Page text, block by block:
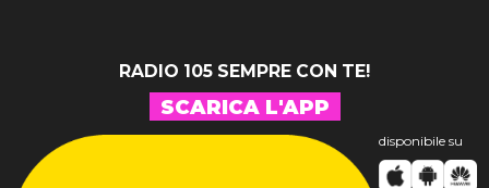
RADIO 105 SEMPRE CON TE!
SCARICA L'APP
disponibile su